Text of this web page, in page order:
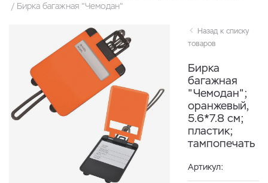
Бирка багажная "Чемодан"
Назад к списку
товаров
Бирка
багажная
"Чемодан";
оранжевый,
5.6*7.8 см;
пластик;
тампопечать
Артикул: